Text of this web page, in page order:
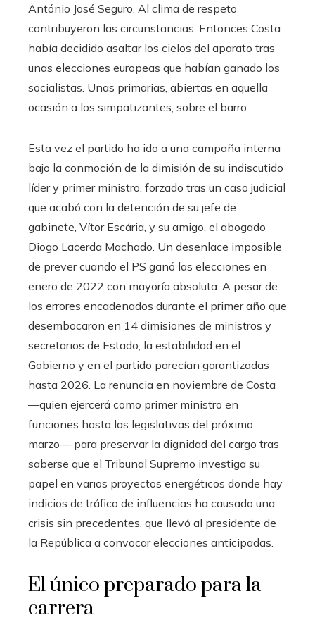
António José Seguro. Al clima de respeto
contribuyeron las circunstancias. Entonces Costa
había decidido asaltar los cielos del aparato tras
unas elecciones europeas que habían ganado los
socialistas. Unas primarias, abiertas en aquella
ocasión a los simpatizantes, sobre el barro.
Esta vez el partido ha ido a una campaña interna
bajo la conmoción de la dimisión de su indiscutido
líder y primer ministro, forzado tras un caso judicial
que acabó con la detención de su jefe de
gabinete, Vítor Escária, y su amigo, el abogado
Diogo Lacerda Machado. Un desenlace imposible
de prever cuando el PS ganó las elecciones en
enero de 2022 con mayoría absoluta. A pesar de
los errores encadenados durante el primer año que
desembocaron en 14 dimisiones de ministros y
secretarios de Estado, la estabilidad en el
Gobierno y en el partido parecían garantizadas
hasta 2026. La renuncia en noviembre de Costa
—quien ejercerá como primer ministro en
funciones hasta las legislativas del próximo
marzo— para preservar la dignidad del cargo tras
saberse que el Tribunal Supremo investiga su
papel en varios proyectos energéticos donde hay
indicios de tráfico de influencias ha causado una
crisis sin precedentes, que llevó al presidente de
la República a convocar elecciones anticipadas.
El único preparado para la
carrera